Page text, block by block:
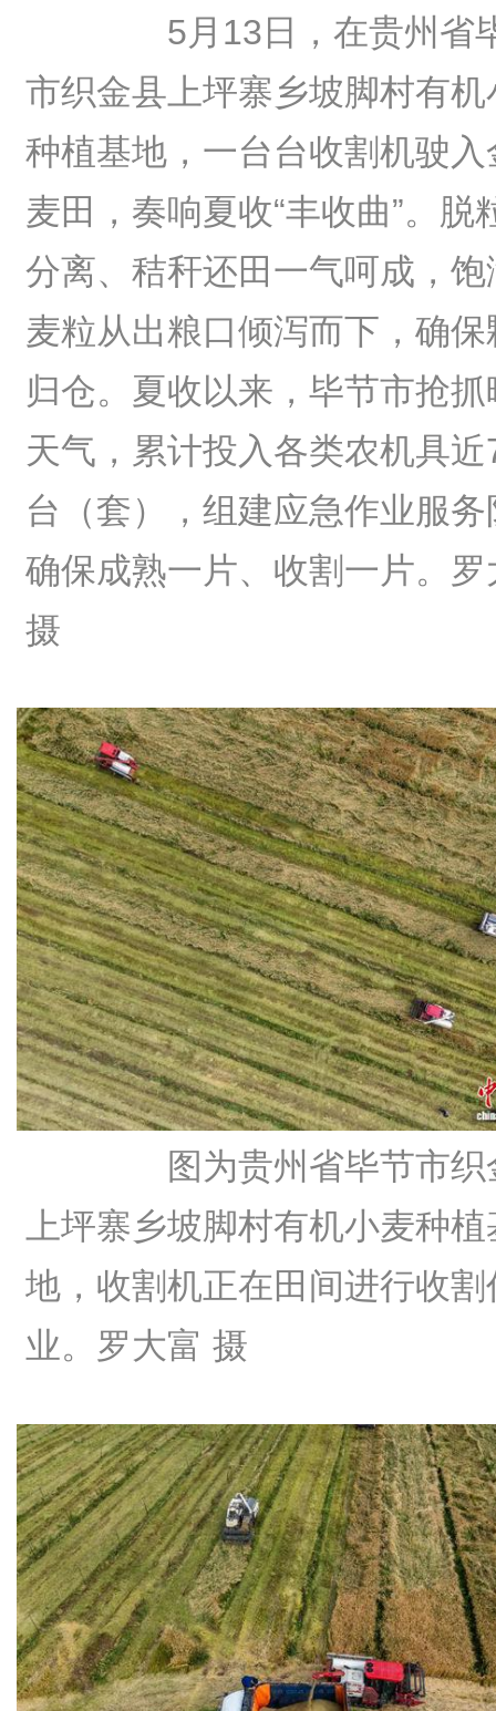
5月13日，在贵州省
市织金县上坪寨乡坡脚村有机
种植基地，一台台收割机驶入
麦田，奏响夏收“丰收曲”。脱
分离、秸秆还田一气呵成，饱
麦粒从出粮口倾泻而下，确保
归仓。夏收以来，毕节市抢抓
天气，累计投入各类农机具近
台（套），组建应急作业服务
确保成熟一片、收割一片。罗
摄
图为贵州省毕节市织
上坪寨乡坡脚村有机小麦种植
地，收割机正在田间进行收割
业。罗大富 摄